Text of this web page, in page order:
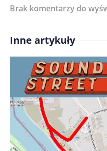
Treść komentarza*
Imię/ Nick*
Zapamiętaj moje
pisania kolejnych
Brak komentarzy do
Inne artykuły